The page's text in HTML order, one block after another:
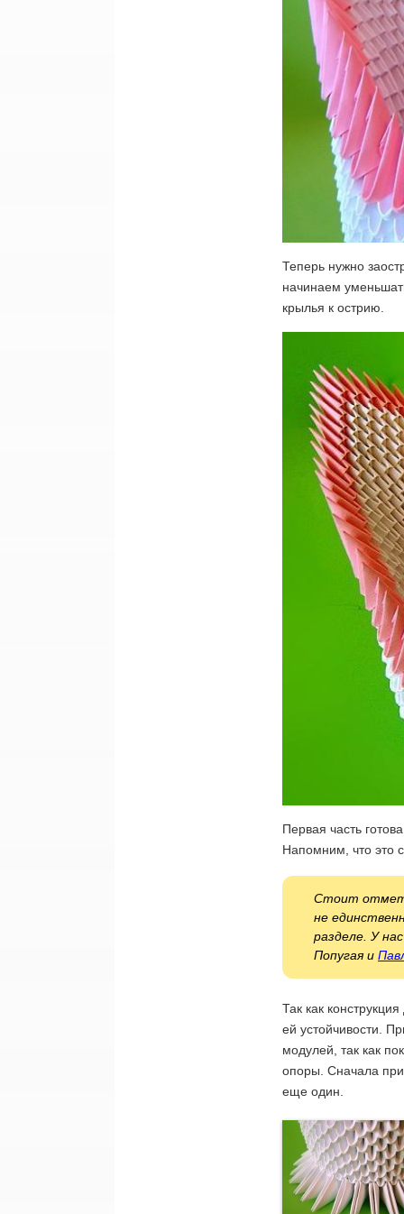
Теперь нужно
начинаем
крылья к острию.
Первая часть
Напомним, что это
Стоит
не
разделе. У
Попугая и
Так как
ей устойчивости.
модулей, так как
опоры. Сначала
еще один.